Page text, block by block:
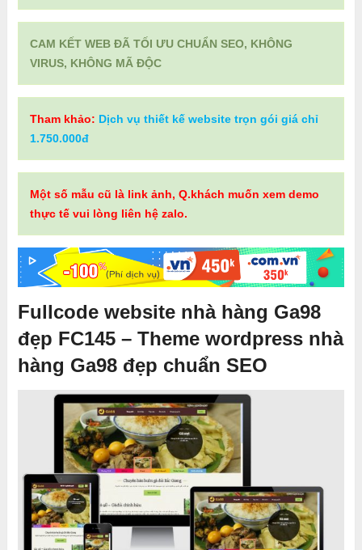
CAM KẾT WEB ĐÃ TỐI ƯU CHUẨN SEO, KHÔNG
VIRUS, KHÔNG MÃ ĐỘC
Tham khảo: Dịch vụ thiết kế website trọn gói giá chỉ
1.750.000đ
Một số mẫu cũ là link ảnh, Q.khách muốn xem demo
thực tế vui lòng liên hệ zalo.
Fullcode website nhà hàng Ga98
đẹp FC145 – Theme wordpress nhà
hàng Ga98 đẹp chuẩn SEO